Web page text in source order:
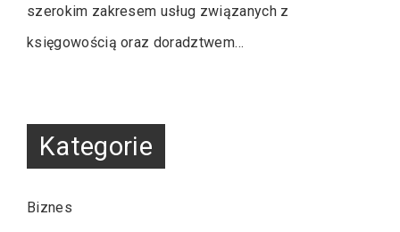
szerokim zakresem usług związanych z
księgowością oraz doradztwem…
Kategorie
Biznes